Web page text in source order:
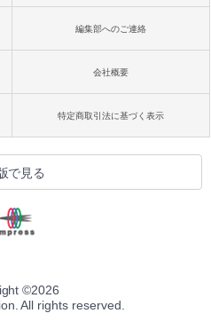
編集部へのご連絡
会社概要
特定商取引法に基づく表示
で見る
©2026
All rights reserved.